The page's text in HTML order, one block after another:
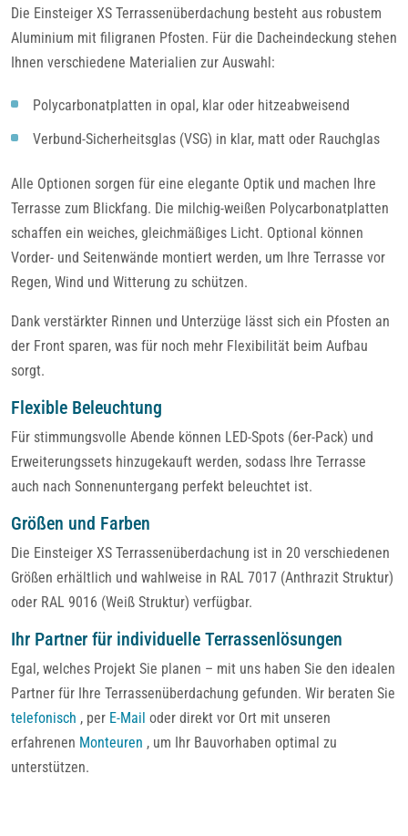
Die Einsteiger XS Terrassenüberdachung besteht aus robustem
Aluminium mit filigranen Pfosten. Für die Dacheindeckung stehen
Ihnen verschiedene Materialien zur Auswahl:
Polycarbonatplatten in opal, klar oder hitzeabweisend
Verbund-Sicherheitsglas (VSG) in klar, matt oder Rauchglas
Alle Optionen sorgen für eine elegante Optik und machen Ihre
Terrasse zum Blickfang. Die milchig-weißen Polycarbonatplatten
schaffen ein weiches, gleichmäßiges Licht. Optional können
Vorder- und Seitenwände montiert werden, um Ihre Terrasse vor
Regen, Wind und Witterung zu schützen.
Dank verstärkter Rinnen und Unterzüge lässt sich ein Pfosten an
der Front sparen, was für noch mehr Flexibilität beim Aufbau
sorgt.
Flexible Beleuchtung
Für stimmungsvolle Abende können LED-Spots (6er-Pack) und
Erweiterungssets hinzugekauft werden, sodass Ihre Terrasse
auch nach Sonnenuntergang perfekt beleuchtet ist.
Größen und Farben
Die Einsteiger XS Terrassenüberdachung ist in 20 verschiedenen
Größen erhältlich und wahlweise in RAL 7017 (Anthrazit Struktur)
oder RAL 9016 (Weiß Struktur) verfügbar.
Ihr Partner für individuelle Terrassenlösungen
Egal, welches Projekt Sie planen – mit uns haben Sie den idealen
Partner für Ihre Terrassenüberdachung gefunden. Wir beraten Sie
telefonisch , per E-Mail oder direkt vor Ort mit unseren
erfahrenen Monteuren , um Ihr Bauvorhaben optimal zu
unterstützen.